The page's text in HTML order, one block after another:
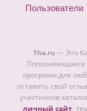
Пользователи
1ha.ru — Это
Пополняющаяся
программ для
оставить свой
участников
личный сайт.